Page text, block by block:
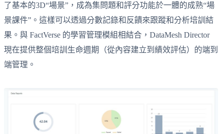
了基本的3D“場景”，成為集問題和評分功能於一體的成熟“場
景課件”。這樣可以透過分數記錄和反饋來跟蹤和分析培訓結
果。與 FactVerse 的學習管理模組相結合，DataMesh Director
現在提供整個培訓生命週期（從內容建立到績效評估）的端到
端管理。